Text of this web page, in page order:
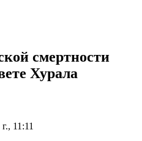
смертности
Хурала
11:11